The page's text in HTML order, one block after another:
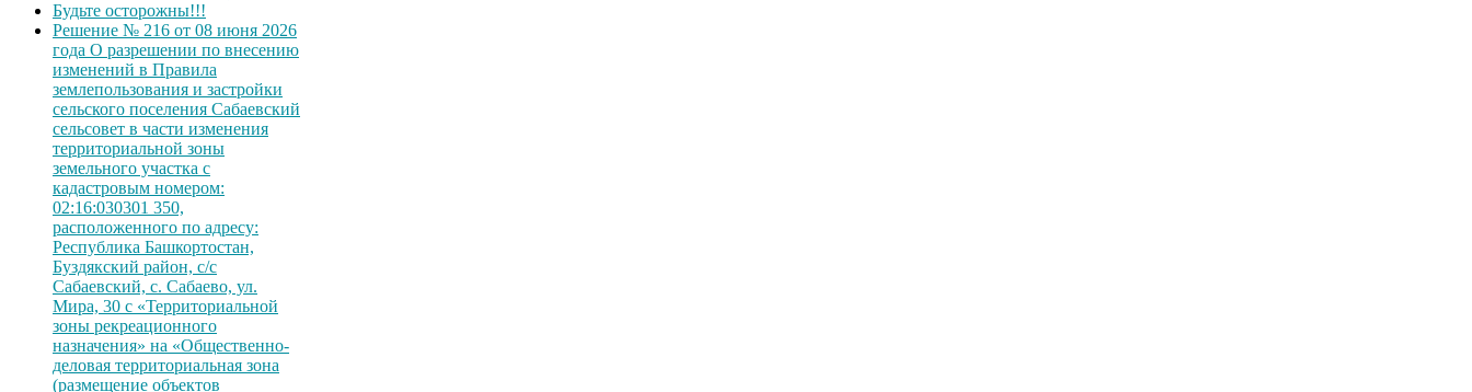
Будьте осторожны!!!
Решение № 216 от 08 июня 2026
года О разрешении по внесению
изменений в Правила
землепользования и застройки
сельского поселения Сабаевский
сельсовет в части изменения
территориальной зоны
земельного участка с
кадастровым номером:
02:16:030301 350,
расположенного по адресу:
Республика Башкортостан,
Буздякский район, с/с
Сабаевский, с. Сабаево, ул.
Мира, 30 с «Территориальной
зоны рекреационного
назначения» на «Общественно-
деловая территориальная зона
(размещение объектов